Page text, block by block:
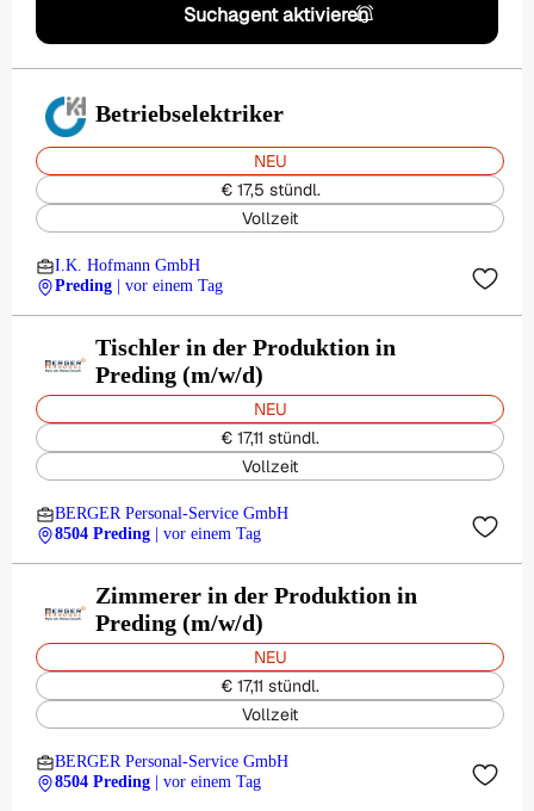
Suchagent aktivieren
Betriebselektriker
NEU
€ 17,5 stündl.
Vollzeit
I.K. Hofmann GmbH
Preding
| vor einem Tag
Tischler in der Produktion in
Preding (m/w/d)
NEU
€ 17,11 stündl.
Vollzeit
BERGER Personal-Service GmbH
8504 Preding
| vor einem Tag
Zimmerer in der Produktion in
Preding (m/w/d)
NEU
€ 17,11 stündl.
Vollzeit
BERGER Personal-Service GmbH
8504 Preding
| vor einem Tag